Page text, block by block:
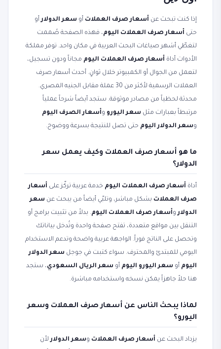
إذا كنت تبحث عن أسعار صرف العملات أو سعر الدولارأو
حتى أسعار صرف العملات اليوم، فهذه الصفحة صُممت
لتغطّي أشهر صياغات البحث العربية في مكان واحد. توفر مملكة
الأدوات أداة أسعار صرف العملات اليوم مجاناً ودون تسجيل،
لتعمل من الجوال أو الكمبيوتر خلال ثوانٍ. أحدث أسعار صرف
العملات الرسمية لأكثر من 30 عملة مقابل الجنيه المصري.
محدثة لحظياً من مصادر موثوقة. ستجد أيضاً شرحاً عملياً
مرتبطاً بعبارات مثل سعر اليورو وأسعار الصرف اليوم
وسعر الدولار اليوم حتى تصل للنتيجة بسرعة ووضوح.
ما هو أسعار صرف العملات وكيف يعمل سعر
الدولار؟
أداة أسعار صرف العملات اليوم خدمة عربية تركّز على أسعار
صرف العملات بشكل مباشر، وتلبّي أيضاً من يبحث عن سعر
الدولاروأسعار صرف العملات اليوم. بدلاً من تثبيت برامج أو
التنقل بين مواقع متعددة، تفتح صفحة واحدة وتُدخل بياناتك
وتحصل على الناتج فوراً. الواجهة عربية واضحة وتدعم الاستخدام
اليومي للمبتدئ والمحترف. سواء كتبت في جوجل سعر الدولار
اليوم أو سعر اليورو اليوم أو سعر الريال السعودي، ستجد
هنا حلاً جاهزاً يمكن نسخه واستخدامه مباشرة.
لماذا يبحث الناس عن أسعار صرف العملات وسعر
اليورو؟
يزداد البحث عن أسعار صرف العملات وسعر الدولارلأن